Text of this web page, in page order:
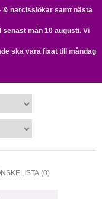
& narcisslökar samt nästa
mån 10 augusti. Vi
ska vara fixat till måndag
(0)